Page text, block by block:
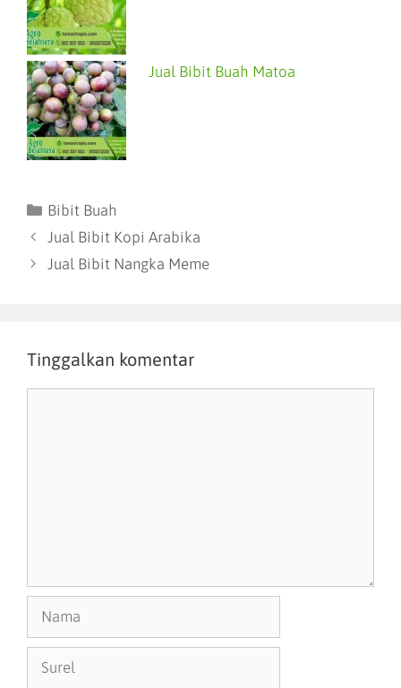
Jual Bibit Buah Matoa
Bibit Buah
Jual Bibit Kopi Arabika
Jual Bibit Nangka Meme
Tinggalkan komentar